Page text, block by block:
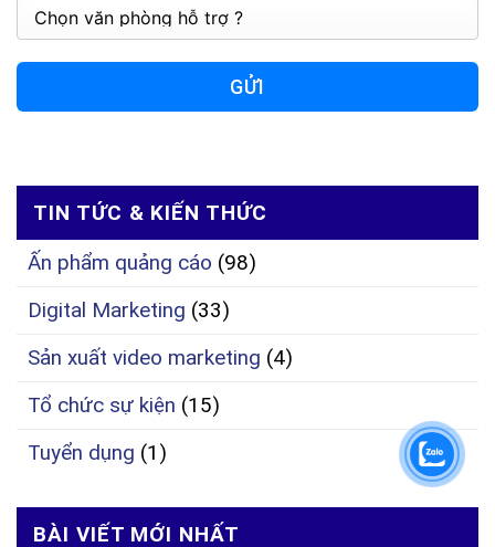
GỬI
TIN TỨC & KIẾN THỨC
Ấn phẩm quảng cáo (98)
Digital Marketing (33)
Sản xuất video marketing (4)
Tổ chức sự kiện (15)
Tuyển dụng (1)
BÀI VIẾT MỚI NHẤT